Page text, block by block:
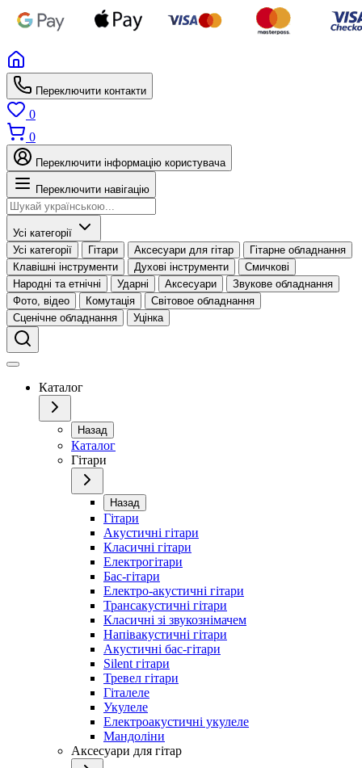
Переключити контакти
0
0
Переключити інформацію користувача
Переключити навігацію
Усі категорії
Усі категорії
Гітари Аксесуари для гітар
Гітарне обладнання
Клавішні інструменти
Духові інструменти
Смичкові
Народні та етнічні
Ударні Аксесуари
Звукове обладнання
Фото, відео
Комутація
Світовое обладнання
Сценічне обладнання
Уцінка
Каталог
Назад
Каталог
Гітари
Назад
Гітари
Акустичні гітари
Класичні гітари
Електрогітари
Бас-гітари
Електро-акустичні гітари
Трансакустичні гітари
Класичні зі звукознімачем
Напівакустичні гітари
Акустичні бас-гітари
Silent гітари
Тревел гітари
Гіталеле
Укулеле
Електроакустичні укулеле
Мандоліни
Аксесуари для гітар